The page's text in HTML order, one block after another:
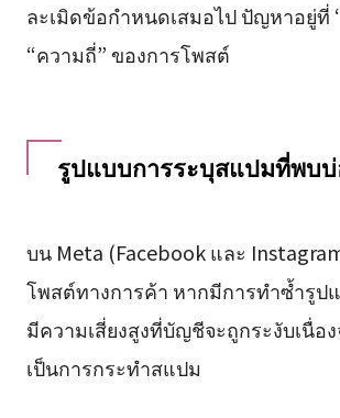
ละเมิดข้อกำหนดเสมอไป ปัญหาอยู่ที่
“ความถี่” ของการโพสต์
รูปแบบการระบุสแปมที่พบ
บน Meta (Facebook และ
โพสต์ทางการค้า หากมีการทำซ้ำรูป
มีความเสี่ยงสูงที่บัญชีจะถูกระงับเนื่อ
เป็นการกระทำสแปม